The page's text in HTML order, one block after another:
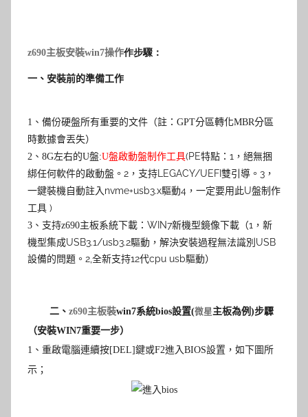
z690主板安裝win7操作作步驟：
一、安裝前的準備工作
1 、備份硬盤所有重要的文件（註：GPT分區轉化MBR分區
時數據會丟失）
2 、 8G左右的U盤:U盤啟動盤制作工具(PE特點：1，絕無捆
綁任何軟件的啟動盤。2，支持LEGACY/UEFI雙引導。3，
一鍵裝機自動註入nvme+usb3.x驅動4，一定要用此U盤制作
工具 )
3 、支持z690主板系統下載： WIN7新機型鏡像下載 （1，新
機型集成USB3.1/usb3.2驅動，解決安裝過程無法識別USB
設備的問題。2,全新支持12代cpu usb驅動）
二、 z690主板裝win7系統bios設置(微星主板為例)步驟
（安裝WIN7重要一步）
1 、重啟電腦連續按[DEL]鍵或F2進入BIOS設置，如下圖所
示 ；